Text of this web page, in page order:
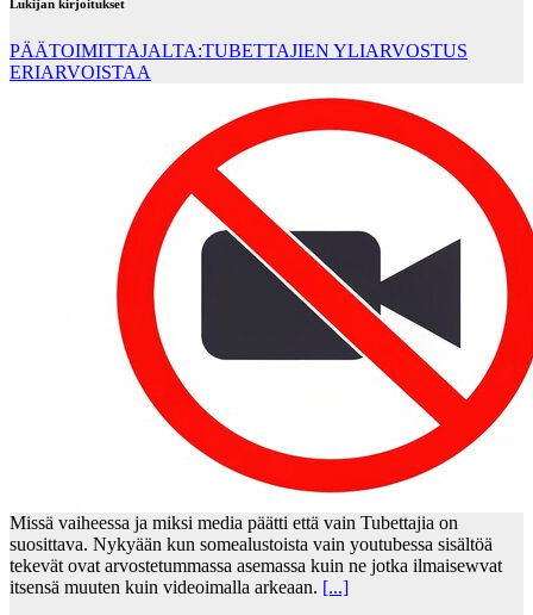
Lukijan kirjoitukset
PÄÄTOIMITTAJALTA:TUBETTAJIEN YLIARVOSTUS
ERIARVOISTAA
Missä vaiheessa ja miksi media päätti että vain Tubettajia on
suosittava. Nykyään kun somealustoista vain youtubessa sisältöä
tekevät ovat arvostetummassa asemassa kuin ne jotka ilmaisewvat
itsensä muuten kuin videoimalla arkeaan. [...]